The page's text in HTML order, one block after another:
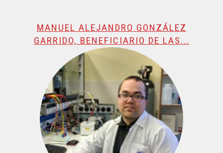
MANUEL ALEJANDRO GONZÁLEZ
GARRIDO, BENEFICIARIO DE LAS...